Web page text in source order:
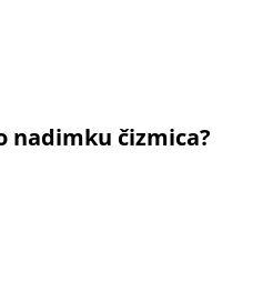
nadimku čizmica?